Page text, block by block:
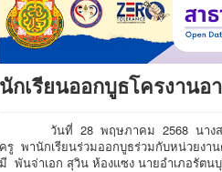
นักเรียนออกบูธโครงาน
วันที่ 28 พฤษภาคม 2568 นางสา
ครู พานักเรียนร่วมออกบูธร่วมกับหน่วยงา
มี พันจ่าเอก สุวิน ห้องแซง นายอำเภอรัตน